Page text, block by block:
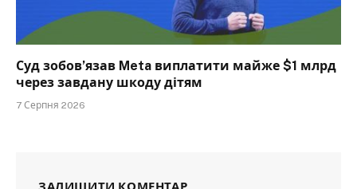
Суд зобов’язав Meta виплатити майже $1 млрд
через завдану шкоду дітям
7 Серпня 2026